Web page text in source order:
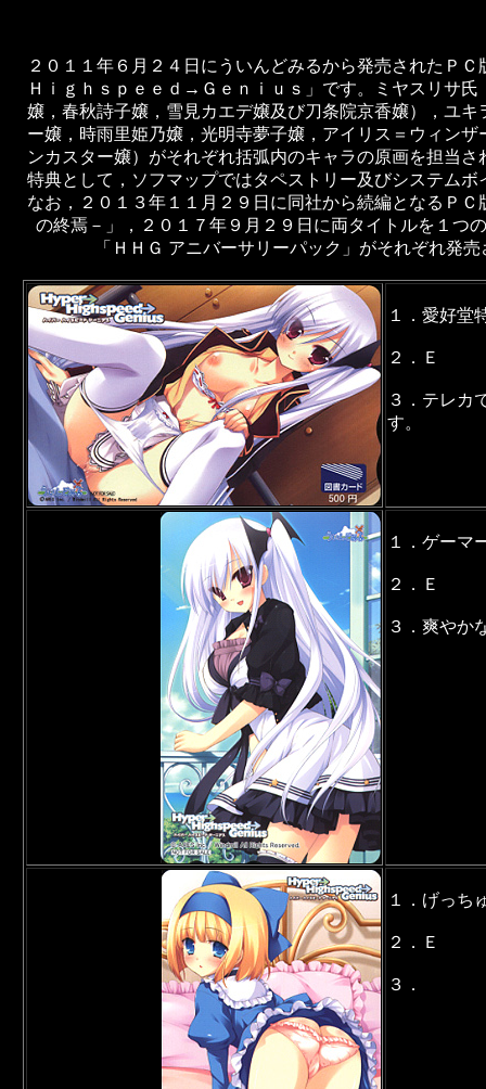
２０１１年６月２４日にういんどみるから発売されたＰ
Ｈｉｇｈｓｐｅｅｄ→Ｇｅｎｉｕｓ」です。ミヤスリサ氏
嬢，春秋詩子嬢，雪見カエデ嬢及び刀条院京香嬢），ユキ
ー嬢，時雨里姫乃嬢，光明寺夢子嬢，アイリス＝ウィン
ンカスター嬢）がそれぞれ括弧内のキャラの原画を担当
特典として，ソフマップではタペストリー及びシステムボ
なお，２０１３年１１月２９日に同社から続編となるＰ
の終焉－」，２０１７年９月２９日に両タイトルを１つ
「ＨＨＧ アニバーサリーパック」がそれぞれ発
１．愛好堂
２．Ｅ
３．テレカ
す。
１．ゲーマ
２．Ｅ
３．爽やか
１．げっち
２．Ｅ
３．